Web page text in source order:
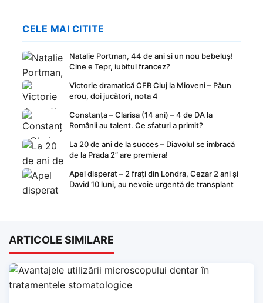
CELE MAI CITITE
Natalie Portman, 44 de ani si un nou bebeluș!
Cine e Tepr, iubitul francez?
Victorie dramatică CFR Cluj la Mioveni – Păun
erou, doi jucători, nota 4
Constanța – Clarisa (14 ani) – 4 de DA la
Românii au talent. Ce sfaturi a primit?
La 20 de ani de la succes – Diavolul se îmbracă
de la Prada 2” are premiera!
Apel disperat – 2 frați din Londra, Cezar 2 ani și
David 10 luni, au nevoie urgentă de transplant
ARTICOLE SIMILARE